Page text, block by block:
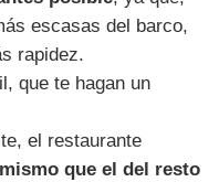
escasas del barco,
rapidez.
que te hagan un
el restaurante
que el del resto